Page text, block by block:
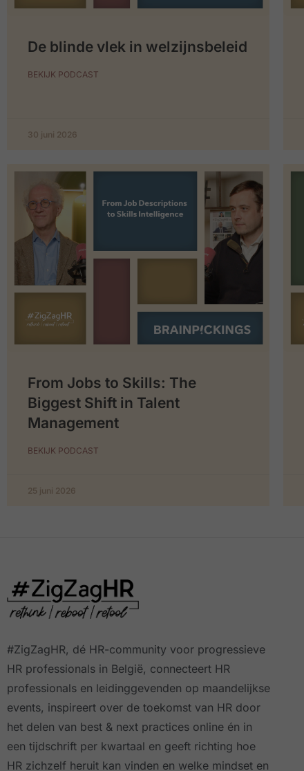
De blinde vlek in welzijnsbeleid
BEKIJK PODCAST
30 juni 2026
From Jobs to Skills: The
Biggest Shift in Talent
Management
BEKIJK PODCAST
25 juni 2026
#ZigZagHR, dé HR-community voor progressieve
HR professionals in België, connecteert HR
professionals en leidinggevenden op maandelijkse
events, inspireert over de toekomst van HR door
het delen van best & next practices online én in
een tijdschrift per kwartaal en geeft richting hoe
HR zichzelf heruit kan vinden en welke mindset en